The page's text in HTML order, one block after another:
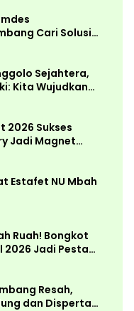
Cari Solusi
Sejahtera,
Kita Wujudkan
Potensi
2026 Sukses
Jadi Magnet
Estafet NU Mbah
Ruah! Bongkot
Jadi Pesta
di Peterongan
Resah,
dan Disperta